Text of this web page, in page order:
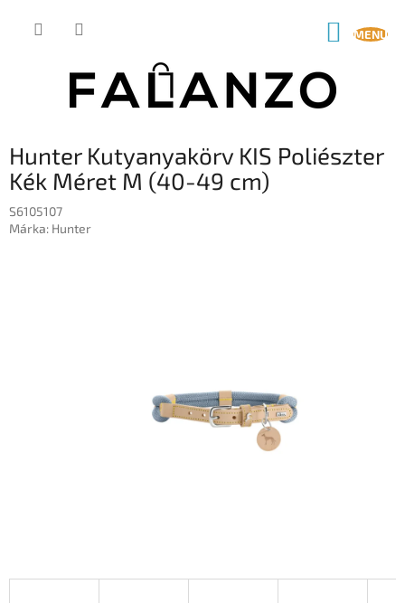
KOSÁR
Hunter Kutyanyakörv KIS Poliészter
Kék Méret M (40-49 cm)
S6105107
Márka: Hunter